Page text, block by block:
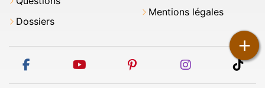
+
Dossiers
Mentions légales
facebook youtube pinterest instagram